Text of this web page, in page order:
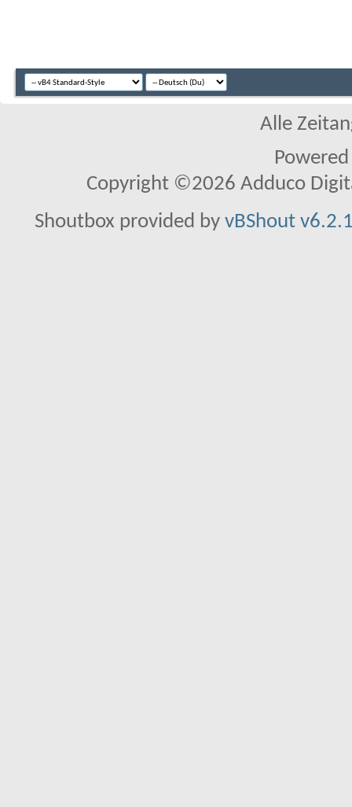
Alle
Copyright ©2026 Adduco
Shoutbox provided by vBShout